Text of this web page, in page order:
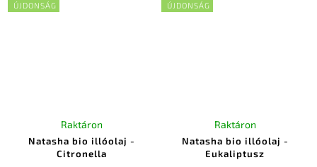
ÚJDONSÁG
Natasha bio illóolaj -
Citronella
Raktáron
ÚJDONSÁG
Natasha bio illóolaj -
Eukaliptusz
Raktáron